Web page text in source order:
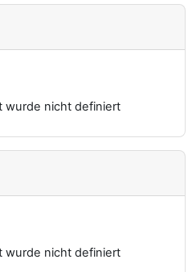
wurde nicht definiert
wurde nicht definiert